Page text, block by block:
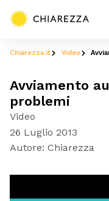
Chiarezza.it Video
Avviamento
problemi
Video
26 Luglio 2013
Autore: Chiarezza